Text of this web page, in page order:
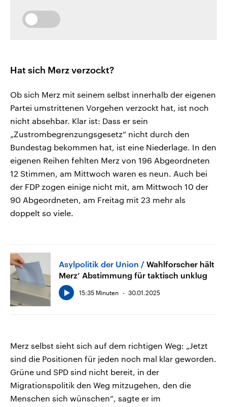
Hat sich Merz verzockt?
Ob sich Merz mit seinem selbst innerhalb der eigenen
Partei umstrittenen Vorgehen verzockt hat, ist noch
nicht absehbar. Klar ist: Dass er sein
„Zustrombegrenzungsgesetz“ nicht durch den
Bundestag bekommen hat, ist eine Niederlage. In den
eigenen Reihen fehlten Merz von 196 Abgeordneten
12 Stimmen, am Mittwoch waren es neun. Auch bei
der FDP zogen einige nicht mit, am Mittwoch 10 der
90 Abgeordneten, am Freitag mit 23 mehr als
doppelt so viele.
Asylpolitik der Union
Wahlforscher hält
Merz‘ Abstimmung für taktisch unklug
15:35 Minuten 30.01.2025
Merz selbst sieht sich auf dem richtigen Weg: „Jetzt
sind die Positionen für jeden noch mal klar geworden.
Grüne und SPD sind nicht bereit, in der
Migrationspolitik den Weg mitzugehen, den die
Menschen sich wünschen“, sagte er im